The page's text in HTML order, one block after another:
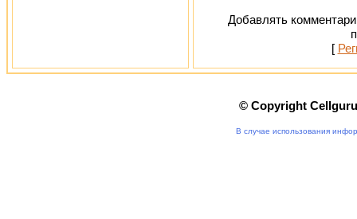
Добавлять
[
© Copyright
В случае использования